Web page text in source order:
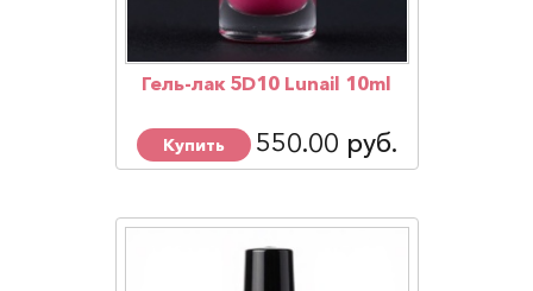
Гель-лак 5D10 Lunail 10ml
Купить 550.00 руб.